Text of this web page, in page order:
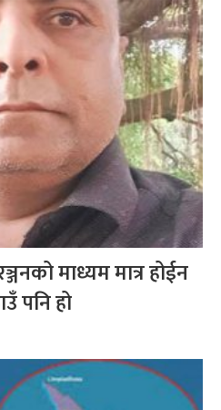
माध्यम मात्र होईन
पनि हो